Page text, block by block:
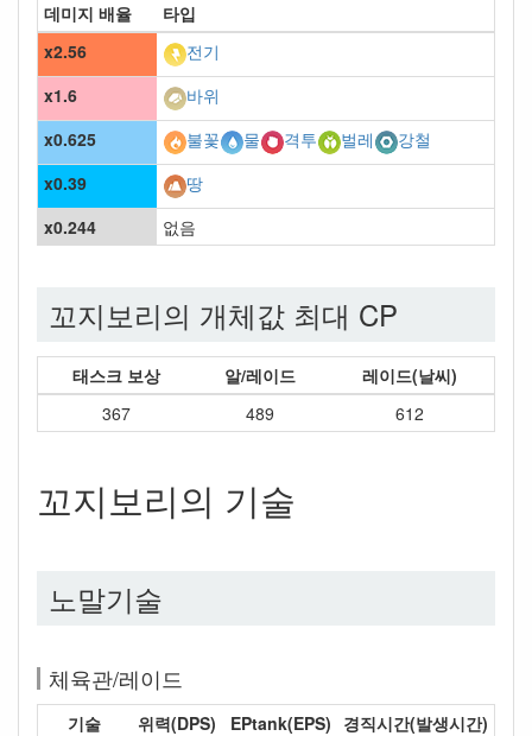
데미지 배율
타입
x2.56
전기
x1.6
바위
x0.625
불꽃 물 격투 벌레
강철
x0.39
땅
x0.244
없음
꼬지보리의 개체값 최대 CP
태스크 보상 알/레이드
레이드(날씨)
367
489 612
꼬지보리의 기술
노말기술
체육관/레이드
기술 위력(DPS) EPtank(EPS) 경직시간(발생시간)